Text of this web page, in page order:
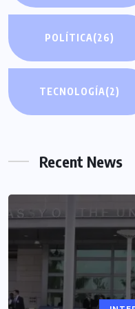
POLÍTICA(26)
TECNOLOGÍA(2)
Recent News